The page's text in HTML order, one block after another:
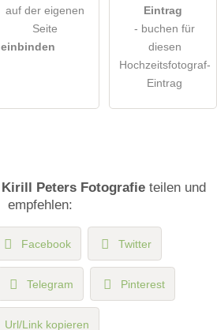
auf der eigenen
Seite
einbinden
Eintrag
- buchen für
diesen
Hochzeitsfotograf-
Eintrag
Kirill Peters Fotografieteilen und
empfehlen:
Facebook Twitter
Telegram Pinterest
Url/Link kopieren